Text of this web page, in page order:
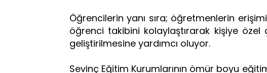
Öğrencilerin yanı sıra; öğretmenlerin
öğrenci takibini kolaylaştırarak kişiye
geliştirilmesine yardımcı oluyor.
Sevinç Eğitim Kurumlarının ömür boyu